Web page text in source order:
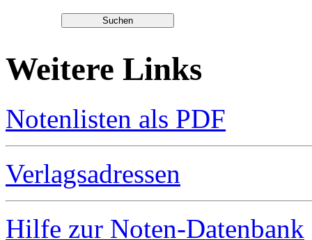
Weitere Links
Notenlisten als PDF
Verlagsadressen
Hilfe zur Noten-Datenbank